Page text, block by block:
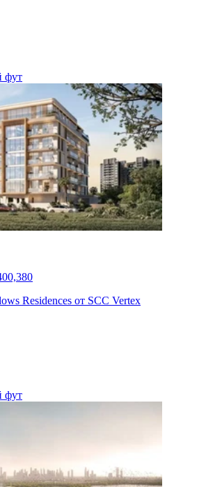
фут
Residences от SCC Vertex
фут